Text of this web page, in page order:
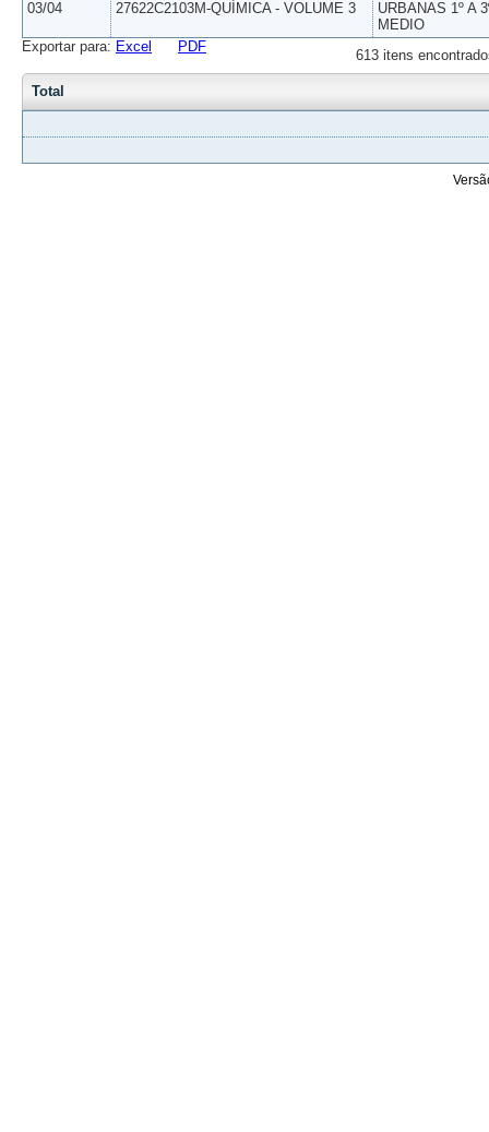
03/04 27622C2103M-QUÍMICA - VOLUME 3
URBANAS 1º A
MEDIO
613 itens
Exportar para: Excel PDF
Total